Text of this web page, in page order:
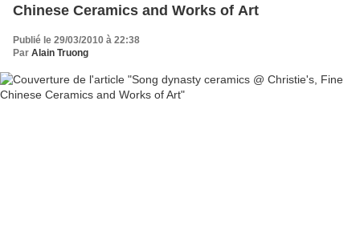
Chinese Ceramics and Works of Art
Publié le 29/03/2010 à 22:38
Par Alain Truong